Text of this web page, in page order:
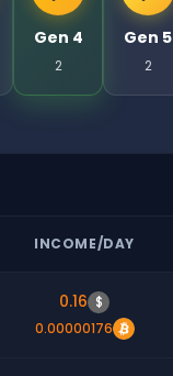
Gen 4
2
Gen 5
2
INCOME/DAY
0.16 $
0.00000176